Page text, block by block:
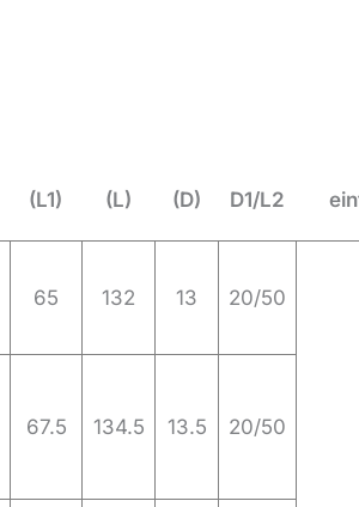
(L1) (L) (D) D1/L2
65 132 13 20/50
67.5 134.5 13.5 20/50